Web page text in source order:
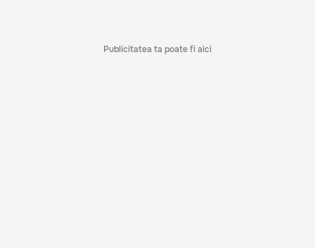
Publicitatea ta poate fi aici